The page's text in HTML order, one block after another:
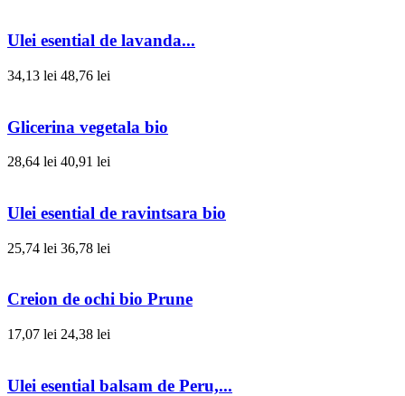
Ulei esential de lavanda...
34,13 lei 48,76 lei
Glicerina vegetala bio
28,64 lei 40,91 lei
Ulei esential de ravintsara bio
25,74 lei 36,78 lei
Creion de ochi bio Prune
17,07 lei 24,38 lei
Ulei esential balsam de Peru,...